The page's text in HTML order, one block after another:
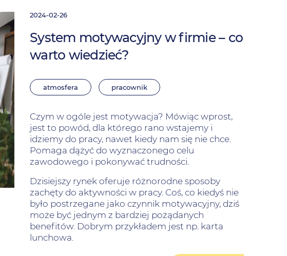
2024-02-26
System motywacyjny w firmie – co
warto wiedzieć?
atmosfera pracownik
Czym w ogóle jest motywacja? Mówiąc wprost,
jest to powód, dla którego rano wstajemy i
idziemy do pracy, nawet kiedy nam się nie chce.
Pomaga dążyć do wyznaczonego celu
zawodowego i pokonywać trudności.
Dzisiejszy rynek oferuje różnorodne sposoby
zachęty do aktywności w pracy. Coś, co kiedyś nie
było postrzegane jako czynnik motywacyjny, dziś
może być jednym z bardziej pożądanych
benefitów. Dobrym przykładem jest np. karta
lunchowa.